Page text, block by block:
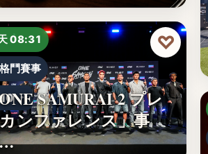
08:31
格鬥賽事
10
SAMURAI 2 プレ
ンファレンス」事
♡